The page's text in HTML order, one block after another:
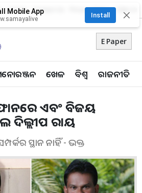
Career Contact Us Privacy Policy
E Paper
ଖେଳ ବିଶ୍ବ ରାଜନୀତି
Mobile App Install ✕
ଏବଂ ବିଜୟ
ଦିଲ୍ଲୀପ ରାୟ
ସ୍ଥାନ ନାହିଁ - ଭକ୍ତ